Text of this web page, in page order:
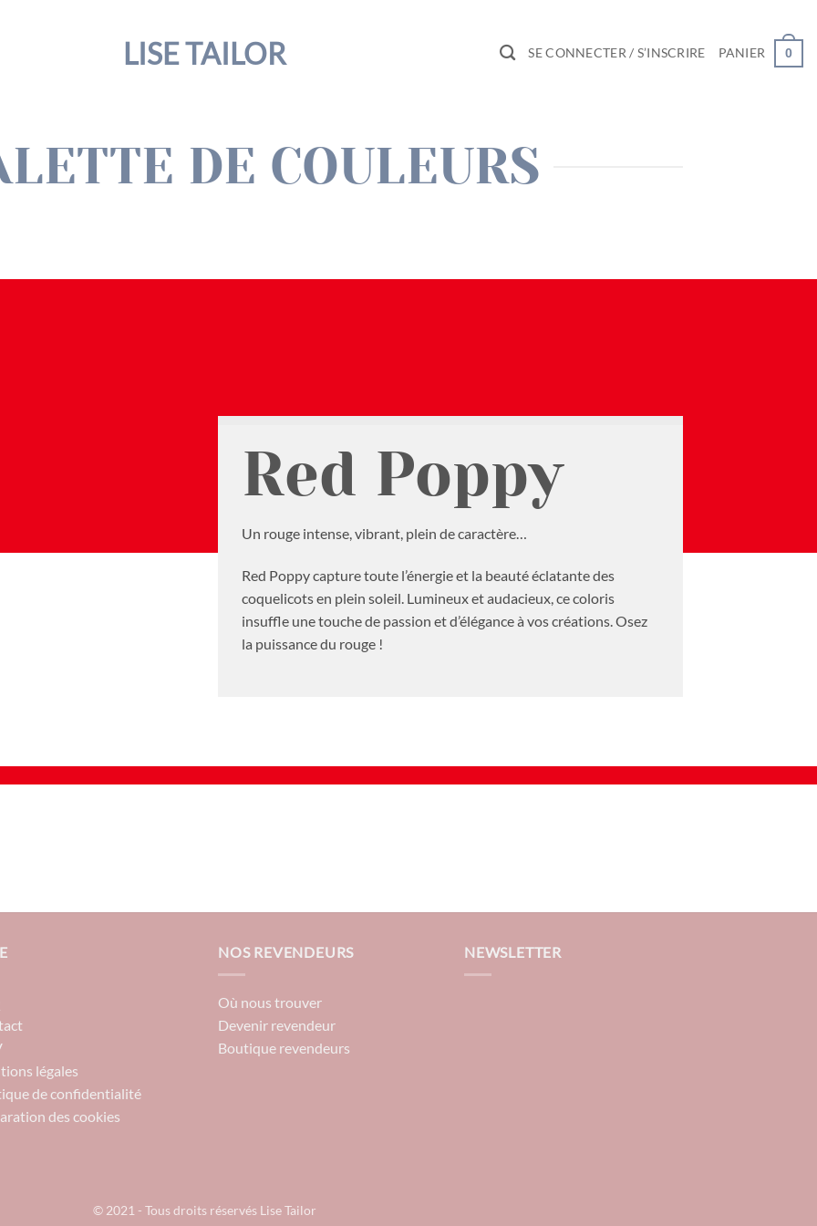
LISE TAILOR SE CONNECTER / S’INSCRIRE PANIER 0
DE COULEURS
Red Poppy
Un rouge intense, vibrant, plein de caractère…
Red Poppy capture toute l’énergie et la beauté éclatante des
coquelicots en plein soleil. Lumineux et audacieux, ce coloris
insuffle une touche de passion et d’élégance à vos créations. Osez
la puissance du rouge !
légales
de confidentialité
des cookies
NOS REVENDEURS
Où nous trouver
Devenir revendeur
Boutique revendeurs
NEWSLETTER
© 2021 - Tous droits réservés Lise Tailor